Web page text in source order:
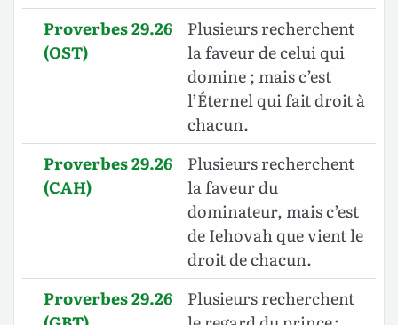
Proverbes 29.26
(OST)
Plusieurs recherchent
la faveur de celui qui
domine ; mais c’est
l’Éternel qui fait droit à
chacun.
Proverbes 29.26
(CAH)
Plusieurs recherchent
la faveur du
dominateur, mais c’est
de Iehovah que vient le
droit de chacun.
Proverbes 29.26
Plusieurs recherchent